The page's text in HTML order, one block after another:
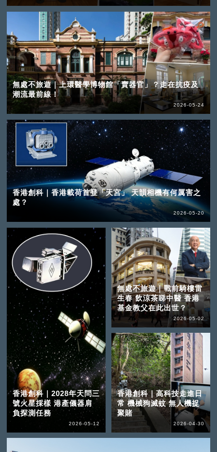
無處不旅遊｜上環醫學博物館「賣器官」？走在抗疫及
潮流最前線！
2026-05-24
香港創科｜香港載荷首登「天宮」 天韻相機有何厲害之
處？
2026-05-20
香港創科｜2028年天問三
號火星採樣 港產儀器肩
負探測任務
2026-05-12
無處不旅遊｜戰前騎樓雷
生春 飲涼茶睇中醫 香港
基金教父在此出世？
2026-05-02
香港創科｜高科技走進日
常 機械狗滅蚊 無人機捉
聚賭
2026-04-30